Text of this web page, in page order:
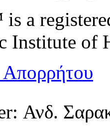
a
Institute of
Ανδ.